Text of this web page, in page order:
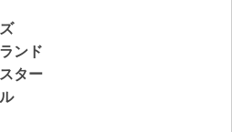
ンド
ター